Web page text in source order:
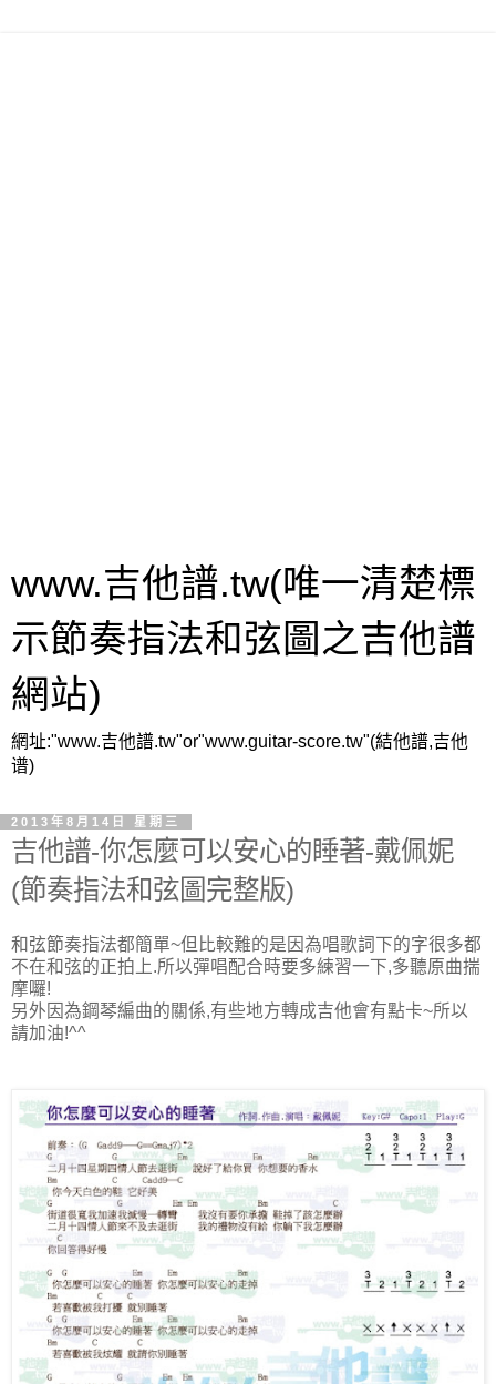
www.吉他譜.tw(唯一清楚標
示節奏指法和弦圖之吉他譜
網站)
網址:"www.吉他譜.tw"or"www.guitar-score.tw"(結他譜,吉他
谱)
2013年8月14日 星期三
吉他譜-你怎麼可以安心的睡著-戴佩妮
(節奏指法和弦圖完整版)
和弦節奏指法都簡單~但比較難的是因為唱歌詞下的字很多都
不在和弦的正拍上.所以彈唱配合時要多練習一下,多聽原曲揣
摩囉!
另外因為鋼琴編曲的關係,有些地方轉成吉他會有點卡~所以
請加油!^^